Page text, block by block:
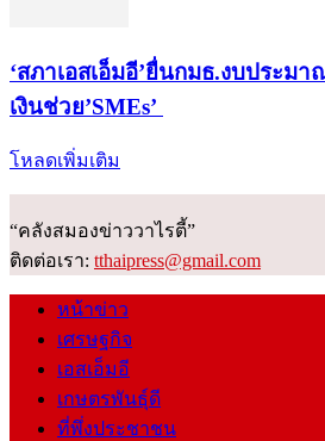
‘สภาเอสเอ็มอี’ยื่นกมธ.งบประม
เงินช่วย’SMEs’
โหลดเพิ่มเติม
“คลังสมองข่าววาไรตี้”
ติดต่อเรา: tthaipress@gmail.com
หน้าข่าว
เศรษฐกิจ
เอสเอ็มอี
เกษตรพันธุ์ดี
ที่พึ่งประชาชน